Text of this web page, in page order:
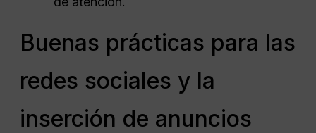
Buenas prácticas para las
redes sociales y la
inserción de anuncios